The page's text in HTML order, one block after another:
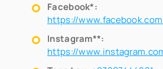
Facebook*:
https://
Instagram**:
https://